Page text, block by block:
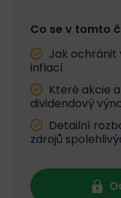
Co se v tomto
Jak ochránit
inflací
Které akcie
dividendový
Detailní
zdrojů